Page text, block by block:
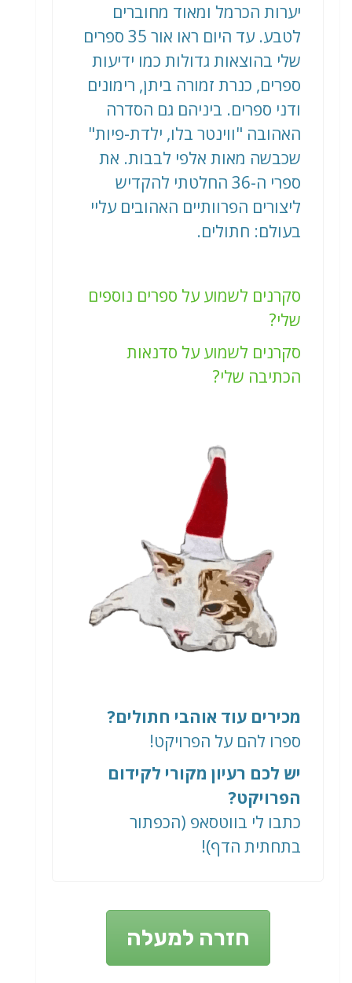
יערות הכרמל ומאוד מחוברים
לטבע. עד היום ראו אור 35 ספרים
שלי בהוצאות גדולות כמו ידיעות
ספרים, כנרת זמורה ביתן, רימונים
ודני ספרים. ביניהם גם הסדרה
האהובה "ווינטר בלו, ילדת-פיות"
שכבשה מאות אלפי לבבות. את
ספרי ה-36 החלטתי להקדיש
ליצורים הפרוותיים האהובים עליי
בעולם: חתולים.
סקרנים לשמוע על ספרים נוספים
שלי?
סקרנים לשמוע על סדנאות
הכתיבה שלי?
מכירים עוד אוהבי חתולים?
ספרו להם על הפרויקט!
יש לכם רעיון מקורי לקידום
הפרויקט?
כתבו לי בווטסאפ (הכפתור
בתחתית הדף)!
חזרה למעלה